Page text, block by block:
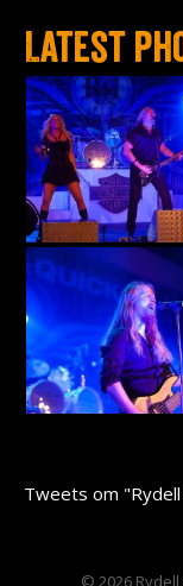
Latest
Tweets om "Rydell